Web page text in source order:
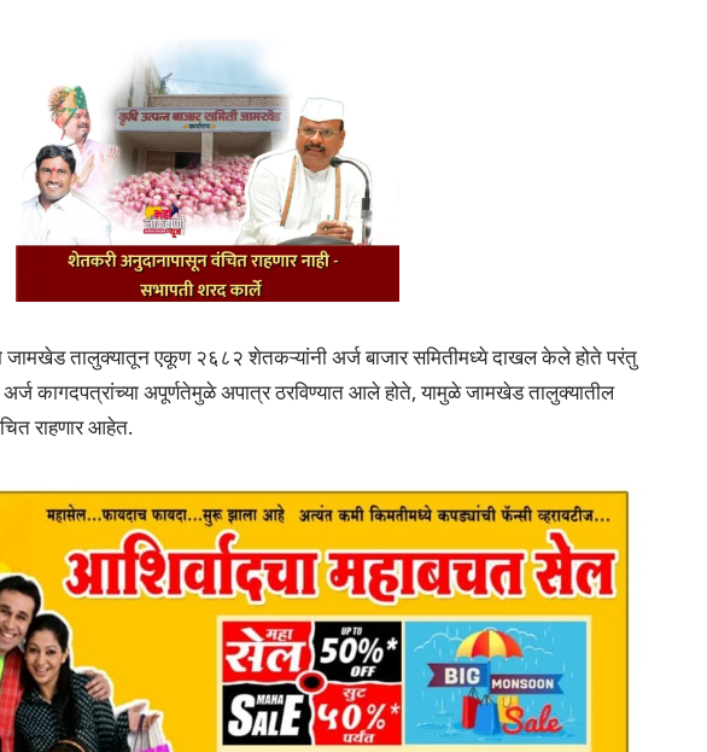
जामखेड तालुक्यातून एकूण २६८२ शेतकऱ्यांनी अर्ज बाजार समितीमध्ये दाखल केले होते परंतु
कागदपत्रांच्या अपूर्णतेमुळे अपात्र ठरविण्यात आले होते, यामुळे जामखेड तालुक्यातील
राहणार आहेत.